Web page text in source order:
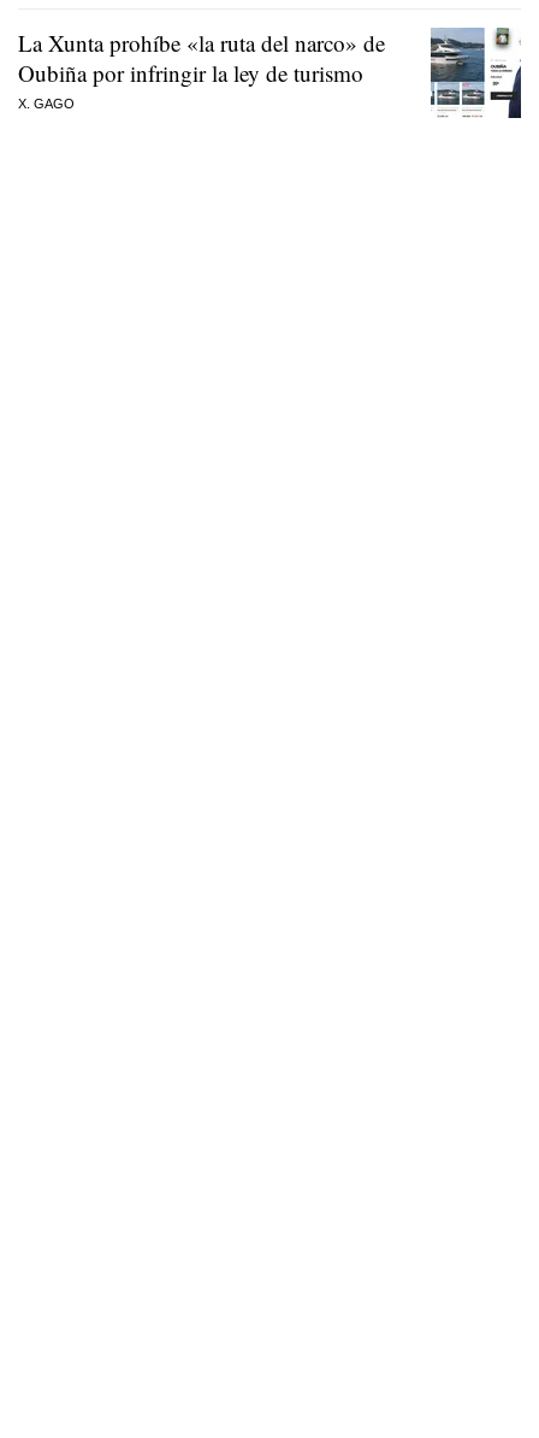
La Xunta prohíbe «la ruta del narco» de
Oubiña por infringir la ley de turismo
X. GAGO